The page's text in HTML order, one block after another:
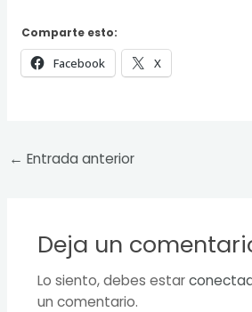
Comparte esto:
Facebook X
← Entrada anterior
Deja un
Lo siento, debes estar
un comentario.